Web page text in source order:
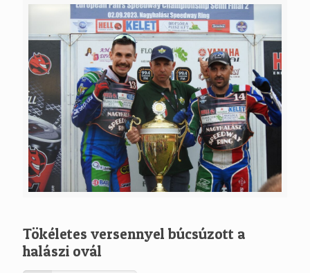
Tökéletes versennyel búcsúzott a
halászi ovál